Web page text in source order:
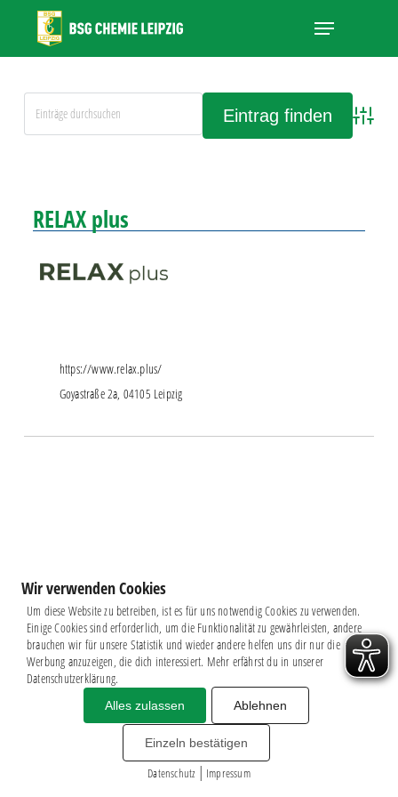
main
Menu
RELAX plus
https://www.relax.plus/
Goyastraße 2a, 04105 Leipzig
Impressum|Datenschutz
BSG CHEMIE LEIPZIG © 2026
MITGLIEDERZAHL: 2.816
webdesign by3W
Close
Wir verwenden Cookies
Um diese Website zu betreiben, ist es für uns notwendig Cookies zu verwenden.
Einige Cookies sind erforderlich, um die Funktionalität zu gewährleisten, andere
brauchen wir für unsere Statistik und wieder andere helfen uns dir nur die
Werbung anzuzeigen, die dich interessiert. Mehr erfährst du in unserer
Datenschutzerklärung.
Alles zulassen Ablehnen
Einzeln bestätigen
Datenschutz | Impressum